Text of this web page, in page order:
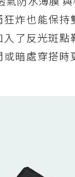
7. Timberland
防水，輕量化工
7. Timberland
防水，輕量化工
炸也能保持
了反光斑點
暗處穿搭時